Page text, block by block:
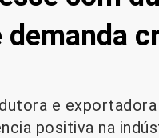
e
positiva na